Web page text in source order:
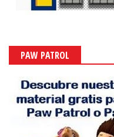
PAW PATROL